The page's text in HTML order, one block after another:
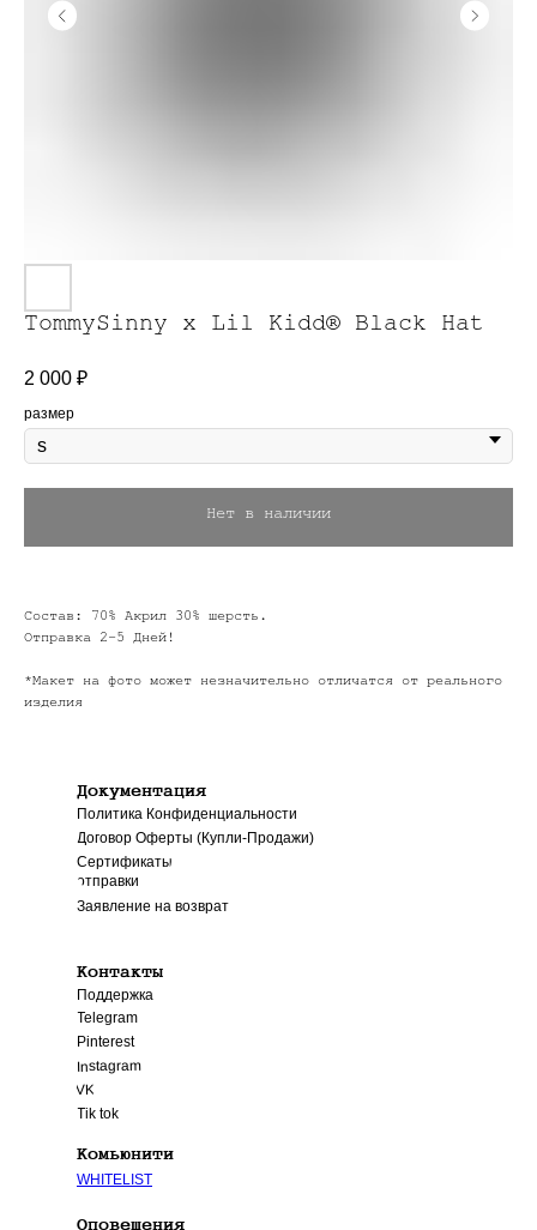
TommySinny x Lil Kidd® Black Hat
2 000 ₽
размер
Нет в наличии
Состав: 70% Акрил 30% шерсть.
Отправка 2-5 Дней!
*Макет на фото может незначительно отличатся от реального
изделия
Контакты
Политика Конфиденциальности
Поддержка
Telegram
Pinterest
Документация
Договор Оферты (Купли-Продажи)
Заявление на возврат
Сроки
отправки
Сертификаты
Оповещения
Комьюнити
Instagram
VK
Tik tok
WHITELIST